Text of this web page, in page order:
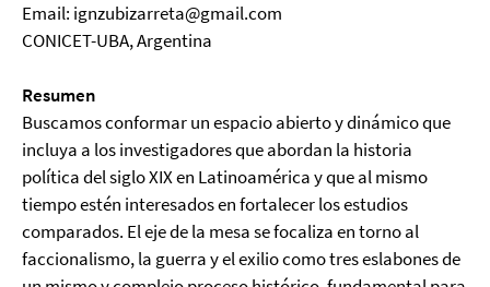
Email: ignzubizarreta@gmail.com
CONICET-UBA, Argentina
Resumen
Buscamos conformar un espacio abierto y dinámico que
incluya a los investigadores que abordan la historia
política del siglo XIX en Latinoamérica y que al mismo
tiempo estén interesados en fortalecer los estudios
comparados. El eje de la mesa se focaliza en torno al
faccionalismo, la guerra y el exilio como tres eslabones de